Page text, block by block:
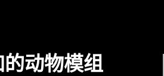
的动物模组